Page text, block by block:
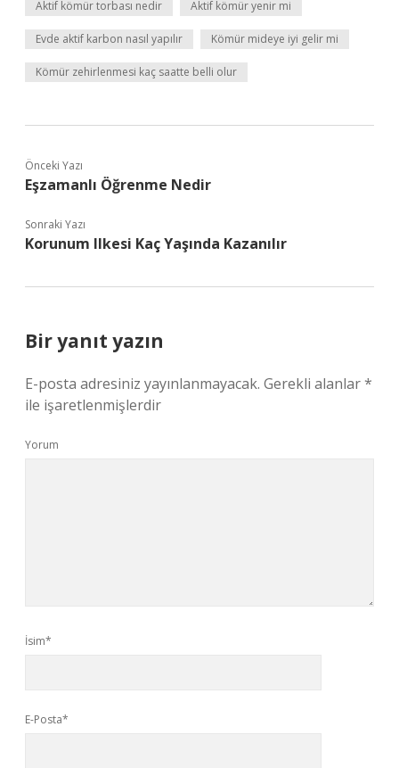
Aktif kömür torbası nedir Aktif kömür yenir mi
Evde aktif karbon nasıl yapılır Kömür mideye iyi gelir mi
Kömür zehirlenmesi kaç saatte belli olur
Önceki Yazı
Eşzamanlı Öğrenme Nedir
Sonraki Yazı
Korunum Ilkesi Kaç Yaşında Kazanılır
Bir yanıt yazın
E-posta adresiniz yayınlanmayacak. Gerekli alanlar*
ile işaretlenmişlerdir
Yorum
İsim*
E-Posta*